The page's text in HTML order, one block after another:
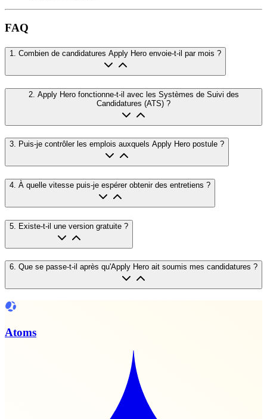
FAQ
1 Combien de candidatures Apply Hero envoie-t-il par mois ?
2. Apply Hero fonctionne-t-il avec les Systèmes de Suivi des
Candidatures (ATS) ?
3. Puis-je contrôler les emplois auxquels Apply Hero postule ?
4 À quelle vitesse puis-je espérer obtenir des entretiens ?
5 Existe-t-il une version gratuite ?
6. Que se passe-t-il après qu'Apply Hero ait soumis mes candidatures ?
Atoms